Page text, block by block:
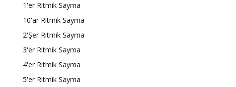
1'er Ritmik Sayma
10'ar Ritmik Sayma
2'Şer Ritmik Sayma
3'er Ritmik Sayma
4'er Ritmik Sayma
5'er Ritmik Sayma